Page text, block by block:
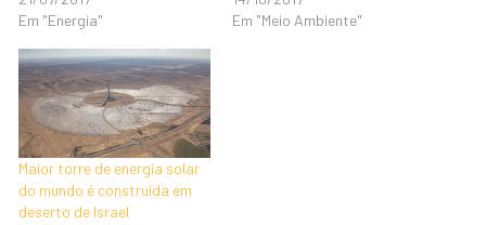
Em "Energia"
Em "Meio Ambiente"
Maior torre de energia solar
do mundo é construída em
deserto de Israel